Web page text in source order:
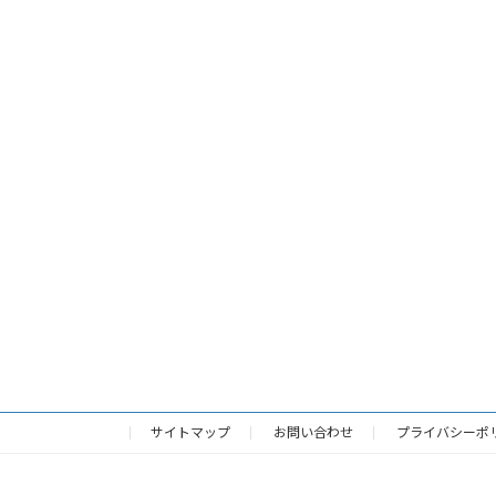
サイトマップ お問い合わせ プライバシーポ